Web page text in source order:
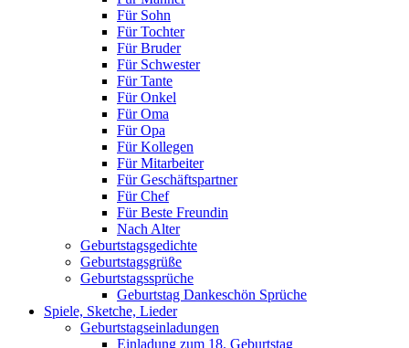
Für Sohn
Für Tochter
Für Bruder
Für Schwester
Für Tante
Für Onkel
Für Oma
Für Opa
Für Kollegen
Für Mitarbeiter
Für Geschäftspartner
Für Chef
Für Beste Freundin
Nach Alter
Geburtstagsgedichte
Geburtstagsgrüße
Geburtstagssprüche
Geburtstag Dankeschön Sprüche
Spiele, Sketche, Lieder
Geburtstagseinladungen
Einladung zum 18. Geburtstag